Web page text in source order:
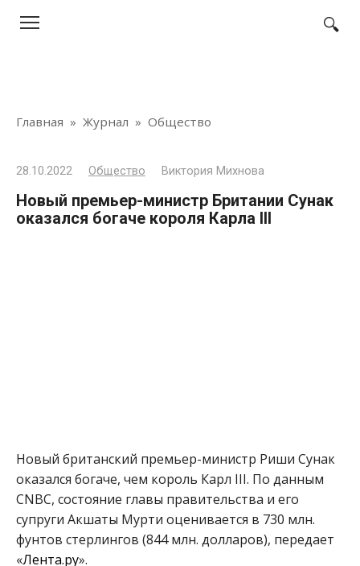
Главная » Журнал » Общество
28.10.2022 Общество Виктория Михнова
Новый премьер-министр Британии Сунак
оказался богаче короля Карла III
Новый британский премьер-министр Риши Сунак
оказался богаче, чем король Карл III. По данным
CNBC, состояние главы правительства и его
супруги Акшаты Мурти оценивается в 730 млн.
фунтов стерлингов (844 млн. долларов), передает
«Лента.ру».